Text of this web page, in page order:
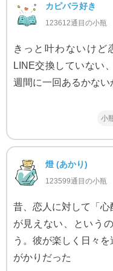
カピバラ好き
123612通目の小瓶
きっと叶わないけど
LINE交換していない
週間に一回あるかな
小
燈 (あかり)
123599通目の小瓶
昔、恋人に対して「
が見えない、という
う。彼が楽しく日々
がかりだった